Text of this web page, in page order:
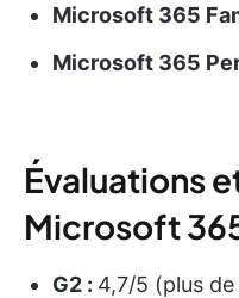
Microsoft 365
Microsoft 365
Évaluations
Microsoft
G2 : 4,7/5 (plus